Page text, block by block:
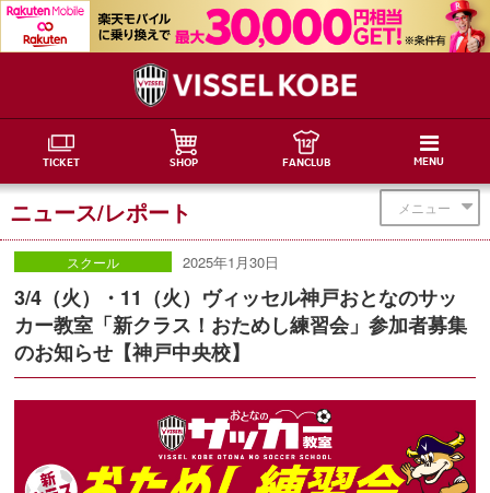
TICKET SHOP FANCLUB MENU
メニュー
ニュース/レポート
スクール 2025年1月30日
3/4（火）・11（火）ヴィッセル神戸おとなのサッ
カー教室「新クラス！おためし練習会」参加者募集
のお知らせ【神戸中央校】